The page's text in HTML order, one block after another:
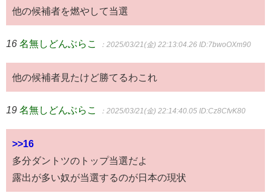
他の候補者を燃やして当選
16 名無しどんぶらこ ：2025/03/21(金) 22:13:04.26 ID:7bwoOXm90
他の候補者見たけど勝てるわこれ
19 名無しどんぶらこ ：2025/03/21(金) 22:14:40.05 ID:Cz8CfvK80
>>16
多分ダントツのトップ当選だよ
露出が多い奴が当選するのが日本の現状